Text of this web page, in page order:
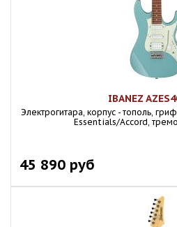
IBANEZ
Электрогитара, корпус - тополь,
Essentials/Accord,
45 890 руб